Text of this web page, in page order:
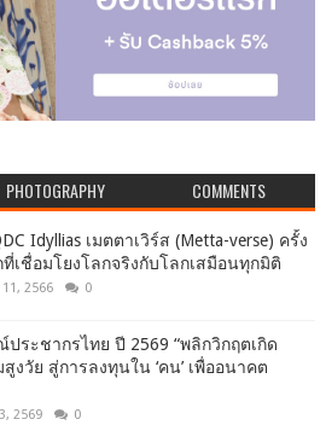
PHOTOGRAPHY COMMENTS
Idyllias เมตตาเวิร์ส (Metta-verse) ครั้ง
เชื่อมโยงโลกจริงกับโลกเสมือนทุกมิติ
2566 0
ระชากรไทย ปี 2569 “พลิกวิกฤตเกิด
งวัย สู่การลงทุนใน ‘คน’ เพื่ออนาคต
2569 0